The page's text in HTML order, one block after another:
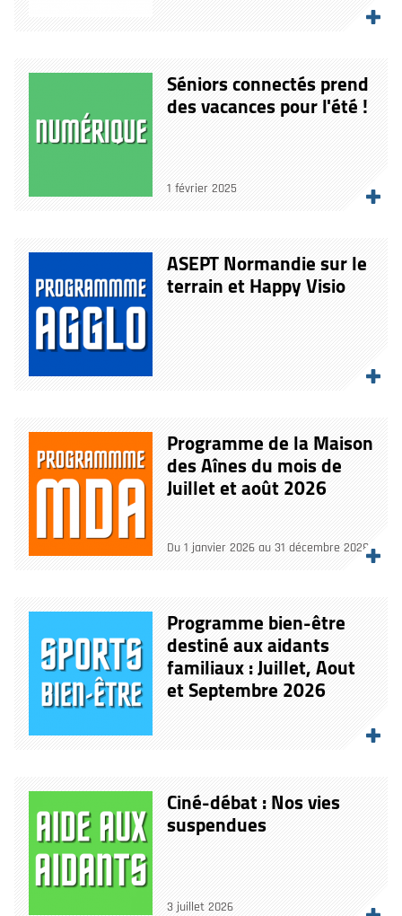
Séniors connectés prend
des vacances pour l'été !
1 février 2025
ASEPT Normandie sur le
terrain et Happy Visio
Programme de la Maison
des Aînes du mois de
Juillet et août 2026
Du 1 janvier 2026 au 31 décembre 2028
Programme bien-être
destiné aux aidants
familiaux : Juillet, Aout
et Septembre 2026
Ciné-débat : Nos vies
suspendues
3 juillet 2026